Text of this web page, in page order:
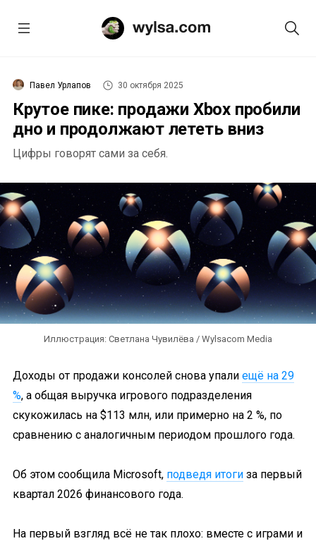
Павел Урлапов 30 октября 2025
Крутое пике: продажи Xbox пробили
дно и продолжают лететь вниз
Цифры говорят сами за себя.
Иллюстрация: Светлана Чувилёва / Wylsacom Media
Доходы от продажи консолей снова упали ещё на 29
%, а общая выручка игрового подразделения
скукожилась на $113 млн, или примерно на 2 %, по
сравнению с аналогичным периодом прошлого года.
Об этом сообщила Microsoft, подведя итоги за первый
квартал 2026 финансового года.
На первый взгляд всё не так плохо: вместе с играми и